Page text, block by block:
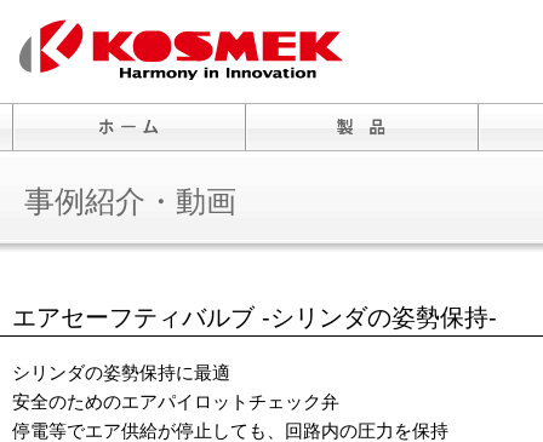
事例紹介・動画
エアセーフティバルブ -シリンダの姿勢保持-
シリンダの姿勢保持に最適
安全のためのエアパイロットチェック弁
停電等でエア供給が停止しても、回路内の圧力を保持